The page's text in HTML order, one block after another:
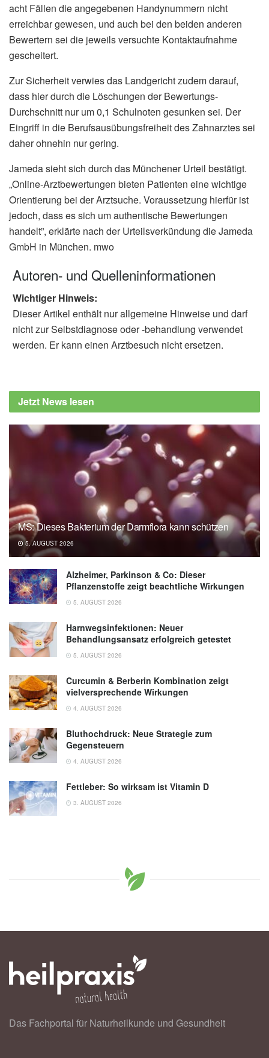
acht Fällen die angegebenen Handynummern nicht
erreichbar gewesen, und auch bei den beiden anderen
Bewertern sei die jeweils versuchte Kontaktaufnahme
gescheitert.
Zur Sicherheit verwies das Landgericht zudem darauf,
dass hier durch die Löschungen der Bewertungs-
Durchschnitt nur um 0,1 Schulnoten gesunken sei. Der
Eingriff in die Berufsausübungsfreiheit des Zahnarztes sei
daher ohnehin nur gering.
Jameda sieht sich durch das Münchener Urteil bestätigt.
„Online-Arztbewertungen bieten Patienten eine wichtige
Orientierung bei der Arztsuche. Voraussetzung hierfür ist
jedoch, dass es sich um authentische Bewertungen
handelt”, erklärte nach der Urteilsverkündung die Jameda
GmbH in München. mwo
Autoren- und Quelleninformationen
Wichtiger Hinweis:
Dieser Artikel enthält nur allgemeine Hinweise und darf
nicht zur Selbstdiagnose oder -behandlung verwendet
werden. Er kann einen Arztbesuch nicht ersetzen.
Jetzt News lesen
MS: Dieses Bakterium der Darmflora kann schützen
5. AUGUST 2026
Alzheimer, Parkinson & Co: Dieser
Pflanzenstoffe zeigt beachtliche Wirkungen
5. AUGUST 2026
Harnwegsinfektionen: Neuer
Behandlungsansatz erfolgreich getestet
5. AUGUST 2026
Curcumin & Berberin Kombination zeigt
vielversprechende Wirkungen
4. AUGUST 2026
Bluthochdruck: Neue Strategie zum
Gegensteuern
4. AUGUST 2026
Fettleber: So wirksam ist Vitamin D
3. AUGUST 2026
Das Fachportal für Naturheilkunde und Gesundheit